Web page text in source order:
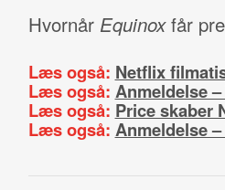
Hvornår Equinoxfår
Læs også: Netflix
Læs også: Anmeldelse
Læs også: Price skaber
Læs også: Anmeldelse